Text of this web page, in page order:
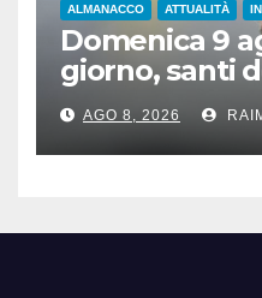
ALMANACCO ATTUALITÀ
Domenica 9
giorno, santi
famosi,
AGO 8, 2026